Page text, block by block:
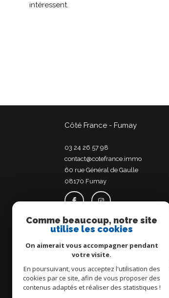
intéressent.
Côté France - Fumay
03 24 26 57 98
contact@cotefrance.immo
60 rue Général de Gaulle
08170
fumay
Adhérents
Comme beaucoup, notre site
utilise les cookies
On aimerait vous accompagner pendant
votre visite.
En poursuivant, vous acceptez l'utilisation des
cookies par ce site, afin de vous proposer des
contenus adaptés et réaliser des statistiques !